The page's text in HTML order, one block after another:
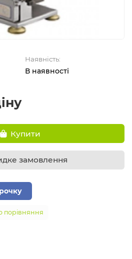
Наявність:
В наявності
Купити
замовлення
порівняння